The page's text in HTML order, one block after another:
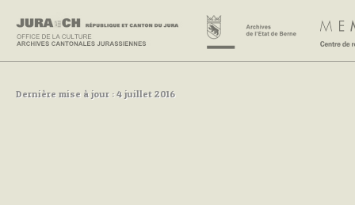
Dernière mise à jour : 4 juillet 2016